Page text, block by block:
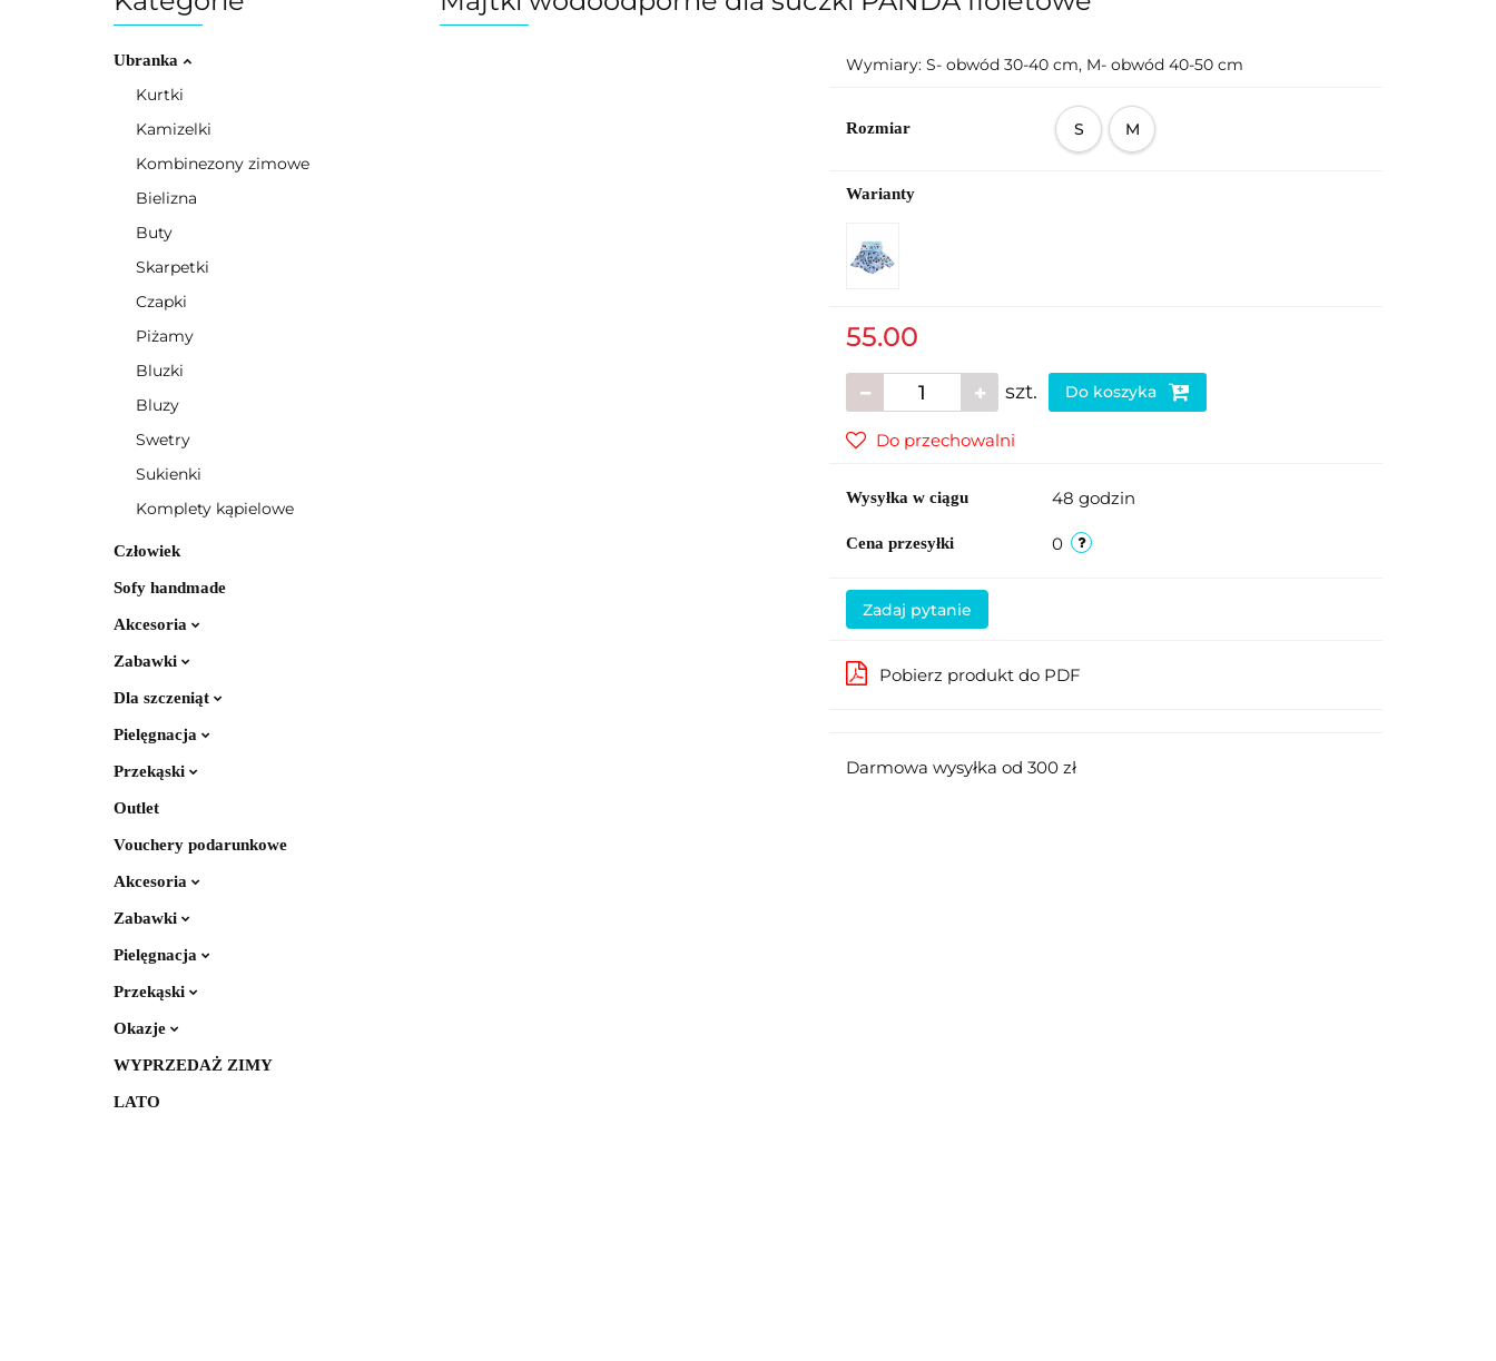
Ubranka
Kurtki
Kamizelki
Kombinezony zimowe
Bielizna
Buty
Skarpetki
Czapki
Piżamy
Bluzki
Bluzy
Swetry
Sukienki
Komplety kąpielowe
Człowiek
Sofy handmade
Akcesoria
Zabawki
Dla szczeniąt
Pielęgnacja
Przekąski
Outlet
Vouchery podarunkowe
Akcesoria
Zabawki
Pielęgnacja
Przekąski
Okazje
WYPRZEDAŻ ZIMY
LATO
Wymiary: S- obwód 30-40 cm, M- obwód 40-50 cm
Rozmiar S M
Warianty
55.00
szt. Do koszyka
Do przechowalni
Wysyłka w ciągu 48 godzin
Cena przesyłki 0
Zadaj pytanie
Pobierz produkt do PDF
Darmowa wysyłka od 300 zł